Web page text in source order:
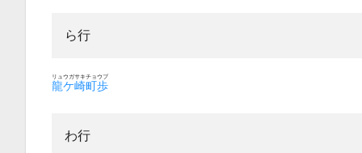
ら行
龍ケ崎町歩
リュウガサキチョウブ
わ行